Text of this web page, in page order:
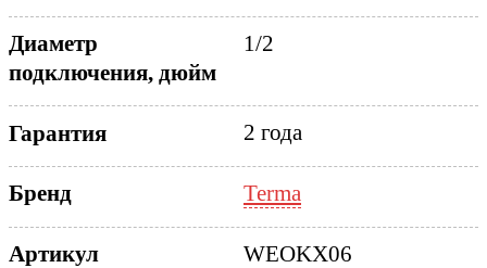
Диаметр
подключения, дюйм
1/2
Гарантия 2 года
Бренд Terma
Артикул
WEOKX06